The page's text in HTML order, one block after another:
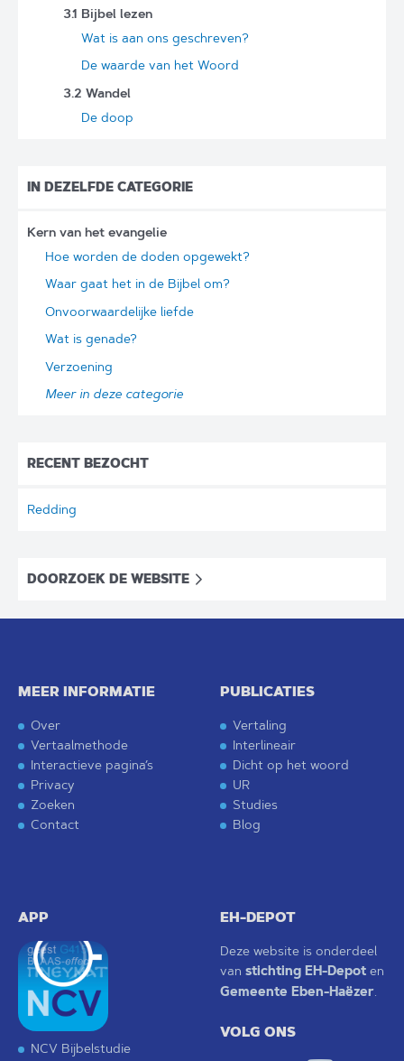
3.1 Bijbel lezen
Wat is aan ons geschreven?
De waarde van het Woord
3.2 Wandel
De doop
IN DEZELFDE CATEGORIE
Kern van het evangelie
Hoe worden de doden opgewekt?
Waar gaat het in de Bijbel om?
Onvoorwaardelijke liefde
Wat is genade?
Verzoening
Meer in deze categorie
RECENT BEZOCHT
Redding
DOORZOEK DE WEBSITE
MEER INFORMATIE
Over
Vertaalmethode
Interactieve pagina’s
Privacy
Zoeken
Contact
PUBLICATIES
Vertaling
Interlineair
Dicht op het woord
UR
Studies
Blog
APP
NCV Bijbelstudie
EH-DEPOT
Deze website is onderdeel
van stichting EH-Depot en
Gemeente Eben-Haëzer.
VOLG ONS